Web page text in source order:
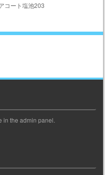
コート塩池203
in the admin panel.